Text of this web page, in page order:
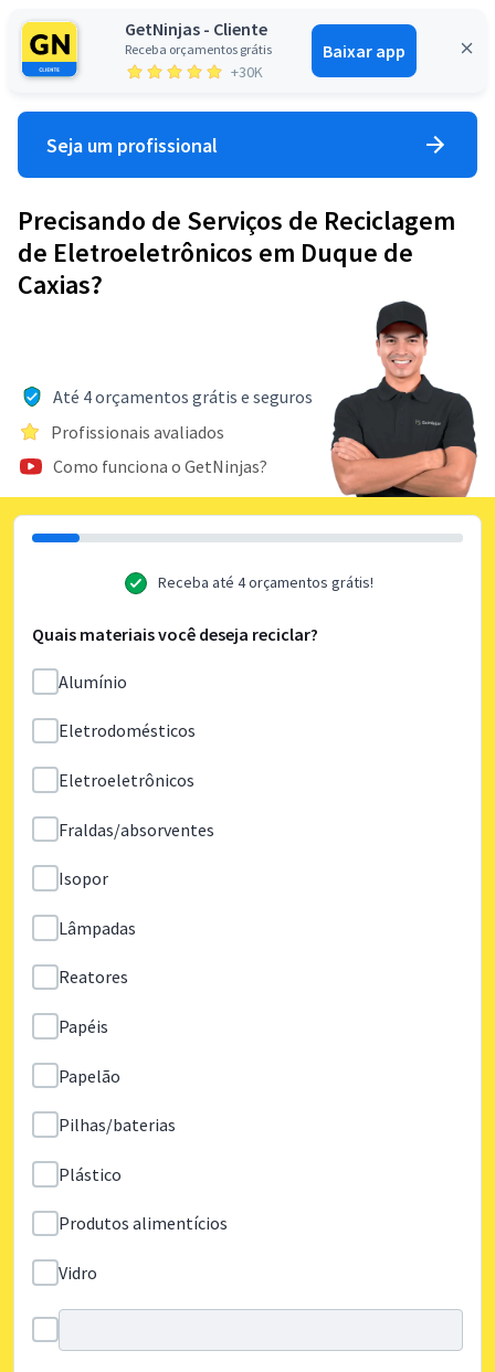
GetNinjas - Cliente
Receba orçamentos grátis
+30K
Baixar app
Entrar
Seja um profissional
Precisando de Serviços de Reciclagem
de Eletroeletrônicos em Duque de
Caxias?
Até 4 orçamentos grátis e seguros
Profissionais avaliados
Como funciona o GetNinjas?
Receba até 4 orçamentos grátis!
Quais materiais você deseja reciclar?
Alumínio
Eletrodomésticos
Eletroeletrônicos
Fraldas/absorventes
Isopor
Lâmpadas
Reatores
Papéis
Papelão
Pilhas/baterias
Plástico
Produtos alimentícios
Vidro